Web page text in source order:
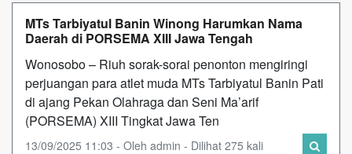
MTs Tarbiyatul Banin Winong Harumkan Nama
Daerah di PORSEMA XIII Jawa Tengah
Wonosobo – Riuh sorak-sorai penonton mengiringi
perjuangan para atlet muda MTs Tarbiyatul Banin Pati
di ajang Pekan Olahraga dan Seni Ma’arif
(PORSEMA) XIII Tingkat Jawa Ten
13/09/2025 11:03 - Oleh admin - Dilihat 275 kali